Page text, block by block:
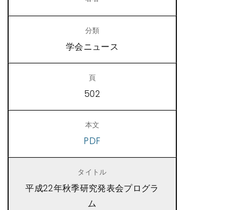
学会ニュース
502
PDF
平成22年秋季研究発表会プログラ
ム